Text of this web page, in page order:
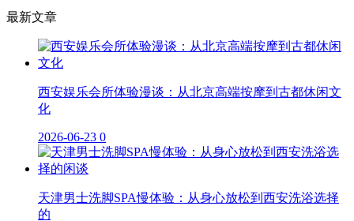
最新文章
西安娱乐会所体验漫谈：从北京高端按摩到古都休闲文
化
2026-06-23 0
天津男士洗脚SPA慢体验：从身心放松到西安洗浴选择
的